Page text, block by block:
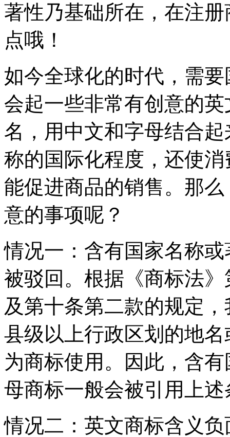
著性乃基础所在，在注
点哦！
如今全球化的时代，需
会起一些非常有创意的
名，用中文和字母结合
称的国际化程度，还使
能促进商品的销售。那
意的事项呢？
情况一：含有国家名称
被驳回。根据《商标法
及第十条第二款的规定
县级以上行政区划的地
为商标使用。因此，含
母商标一般会被引用上
情况二：英文商标含义